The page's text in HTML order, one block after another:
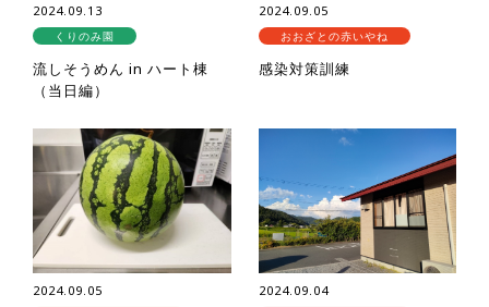
2024.09.13
くりのみ園
流しそうめん in ハート棟
（当日編）
2024.09.05
おおざとの赤いやね
感染対策訓練
2024.09.05 2024.09.04